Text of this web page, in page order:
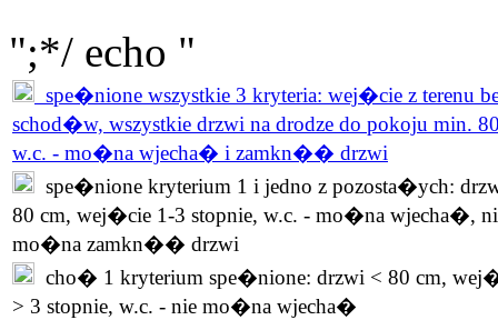
";*/ echo "
spe�nione wszystkie 3 kryteria: wej�cie z terenu
schod�w, wszystkie drzwi na drodze do pokoju min.
w.c. - mo�na wjecha� i zamkn�� drzwi
spe�nione kryterium 1 i jedno z pozosta�ych:
80 cm, wej�cie 1-3 stopnie, w.c. - mo�na wjecha�,
mo�na zamkn�� drzwi
cho� 1 kryterium spe�nione: drzwi < 80 cm,
> 3 stopnie, w.c. - nie mo�na wjecha�